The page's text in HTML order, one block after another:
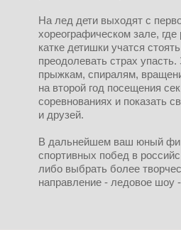
На лед дети выходят с
хореографическом зале,
катке детишки учатся
преодолевать страх
прыжкам, спиралям,
на второй год посещения
соревнованиях и показать
и друзей.
В дальнейшем ваш юный
спортивных побед в
либо выбрать более
направление - ледовое шоу